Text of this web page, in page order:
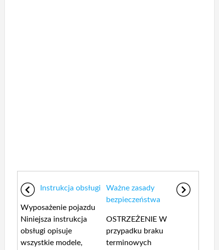
Instrukcja obsługi
Wyposażenie pojazdu
Niniejsza instrukcja
obsługi opisuje
wszystkie modele,
Ważne zasady
bezpieczeństwa
OSTRZEŻENIE W
przypadku braku
terminowych